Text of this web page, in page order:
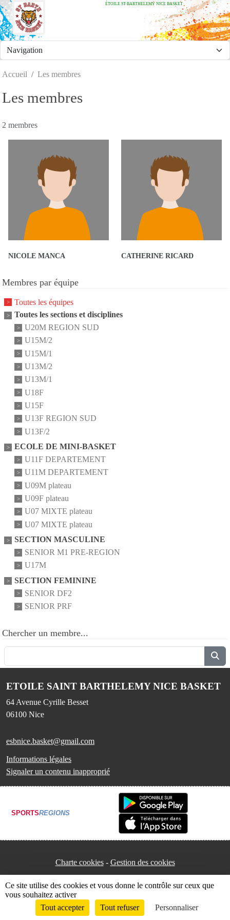
ÉTOILE ST-BARTHELEMY NICE BASKET
Accueil Les membres
Les membres
2 membres
NICOLE MANCA CATHERINE RICARD
Membres par équipe
Toutes les équipes
Toutes les sections et disciplines
U20M REGION SUD
U15M/2
U15M/1
U13M/2
U13M/1
U18F
U15F
U13F REGION SUD
U13F/2
ECOLE DE MINI-BASKET
U11F DEPARTEMENT
U11M DEPARTEMENT
U09M plateau
U09F plateau
U07 MIXTE plateau
U07 MIXTE plateau
SECTION MASCULINE
SENIOR M1 PRE-REGION
U17M
SECTION FEMININE
SENIOR DF2
SENIOR PRF
Chercher un membre...
ETOILE SAINT BARTHELEMY NICE BASKET
64 Avenue Cyrille Besset
06100 Nice
esbnice.basket@gmail.com
Informations légales
Signaler un contenu inapproprié
SPORTSREGIONS
Charte cookies Gestion des cookies
Envie de participer ? Connexion
Panneau de gestion des cookies
Ce site utilise des cookies et vous donne le contrôle sur ceux que
vous souhaitez activer
Tout accepter
Tout refuser Personnaliser